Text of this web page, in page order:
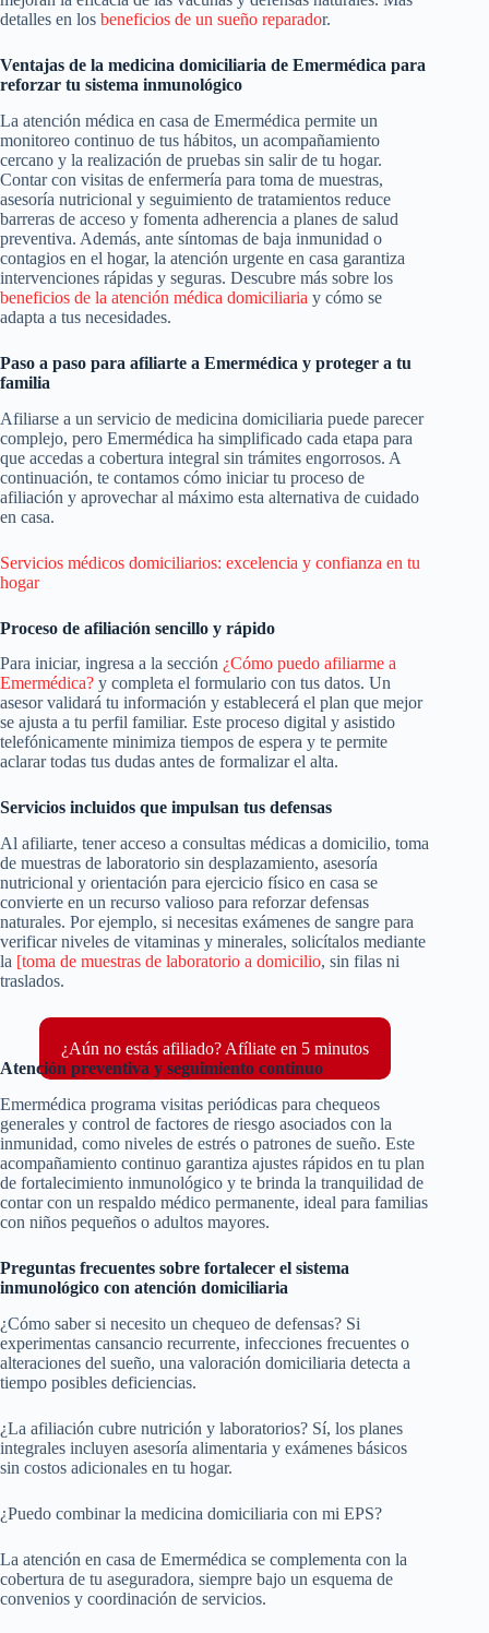
detalles en los beneficios de un sueño reparador.
Ventajas de la medicina domiciliaria de Emermédica para
reforzar tu sistema inmunológico
La atención médica en casa de Emermédica permite un
monitoreo continuo de tus hábitos, un acompañamiento
cercano y la realización de pruebas sin salir de tu hogar.
Contar con visitas de enfermería para toma de muestras,
asesoría nutricional y seguimiento de tratamientos reduce
barreras de acceso y fomenta adherencia a planes de salud
preventiva. Además, ante síntomas de baja inmunidad o
contagios en el hogar, la atención urgente en casa garantiza
intervenciones rápidas y seguras. Descubre más sobre los
beneficios de la atención médica domiciliaria y cómo se
adapta a tus necesidades.
Paso a paso para afiliarte a Emermédica y proteger a tu
familia
Afiliarse a un servicio de medicina domiciliaria puede parecer
complejo, pero Emermédica ha simplificado cada etapa para
que accedas a cobertura integral sin trámites engorrosos. A
continuación, te contamos cómo iniciar tu proceso de
afiliación y aprovechar al máximo esta alternativa de cuidado
en casa.
Servicios médicos domiciliarios: excelencia y confianza en tu
hogar
Proceso de afiliación sencillo y rápido
Para iniciar, ingresa a la sección ¿Cómo puedo afiliarme a
Emermédica? y completa el formulario con tus datos. Un
asesor validará tu información y establecerá el plan que mejor
se ajusta a tu perfil familiar. Este proceso digital y asistido
telefónicamente minimiza tiempos de espera y te permite
aclarar todas tus dudas antes de formalizar el alta.
Servicios incluidos que impulsan tus defensas
Al afiliarte, tener acceso a consultas médicas a domicilio, toma
de muestras de laboratorio sin desplazamiento, asesoría
nutricional y orientación para ejercicio físico en casa se
convierte en un recurso valioso para reforzar defensas
naturales. Por ejemplo, si necesitas exámenes de sangre para
verificar niveles de vitaminas y minerales, solicítalos mediante
la [toma de muestras de laboratorio a domicilio, sin filas ni
traslados.
¿Aún no estás afiliado? Afíliate en 5 minutos
Atención preventiva y seguimiento continuo
Emermédica programa visitas periódicas para chequeos
generales y control de factores de riesgo asociados con la
inmunidad, como niveles de estrés o patrones de sueño. Este
acompañamiento continuo garantiza ajustes rápidos en tu plan
de fortalecimiento inmunológico y te brinda la tranquilidad de
contar con un respaldo médico permanente, ideal para familias
con niños pequeños o adultos mayores.
Preguntas frecuentes sobre fortalecer el sistema
inmunológico con atención domiciliaria
¿Cómo saber si necesito un chequeo de defensas? Si
experimentas cansancio recurrente, infecciones frecuentes o
alteraciones del sueño, una valoración domiciliaria detecta a
tiempo posibles deficiencias.
¿La afiliación cubre nutrición y laboratorios? Sí, los planes
integrales incluyen asesoría alimentaria y exámenes básicos
sin costos adicionales en tu hogar.
¿Puedo combinar la medicina domiciliaria con mi EPS?
La atención en casa de Emermédica se complementa con la
cobertura de tu aseguradora, siempre bajo un esquema de
convenios y coordinación de servicios.